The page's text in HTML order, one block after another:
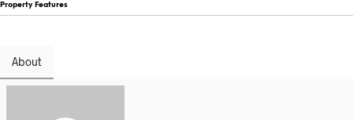
Property Features
About